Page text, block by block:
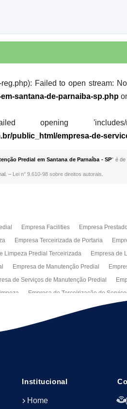
Failed to open stream:
santana-de-parnaiba-sp.php
opening 'includes/
public_html/empresa-de-
Predial em Santana de Parnaíba - SP" é de
– Lei n° 9.610-98 sobre direitos autorais
Empresa Facilities Empresa
Empresa Terceirizada de Portaria
Limpeza Predial Terceirizada Empresa de
Empresa de Manutenção Predial
de Serviços de Manutenção Predial
Empresa de Terceirização de
Empresas de Manutenção Predial Rj
Limpeza de Fachadas de Predios
de Limpeza Predial
Institucional
Home